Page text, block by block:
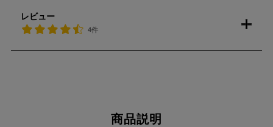
レビュー
4件
商品説明